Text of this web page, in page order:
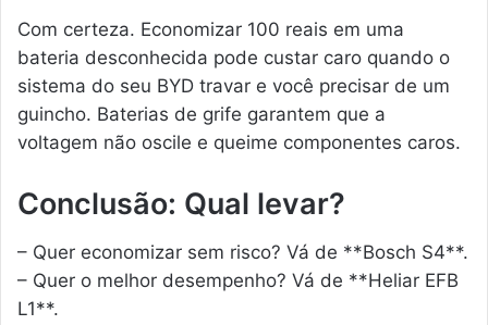
Com certeza. Economizar 100 reais em uma
bateria desconhecida pode custar caro quando o
sistema do seu BYD travar e você precisar de um
guincho. Baterias de grife garantem que a
voltagem não oscile e queime componentes caros.
Conclusão: Qual levar?
– Quer economizar sem risco? Vá de **Bosch S4**.
– Quer o melhor desempenho? Vá de **Heliar EFB
L1**.